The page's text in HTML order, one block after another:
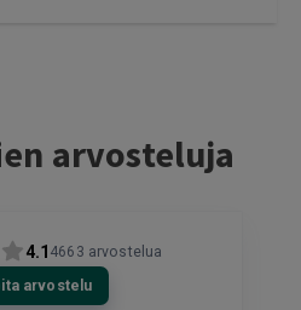
arvosteluja
4.1 4663 arvostelua
arvostelu